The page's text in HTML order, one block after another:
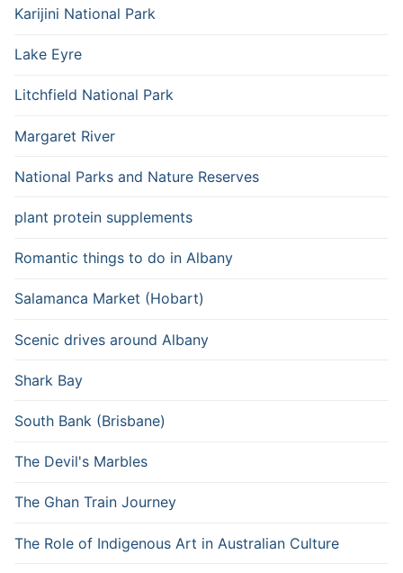
Karijini National Park
Lake Eyre
Litchfield National Park
Margaret River
National Parks and Nature Reserves
plant protein supplements
Romantic things to do in Albany
Salamanca Market (Hobart)
Scenic drives around Albany
Shark Bay
South Bank (Brisbane)
The Devil's Marbles
The Ghan Train Journey
The Role of Indigenous Art in Australian Culture